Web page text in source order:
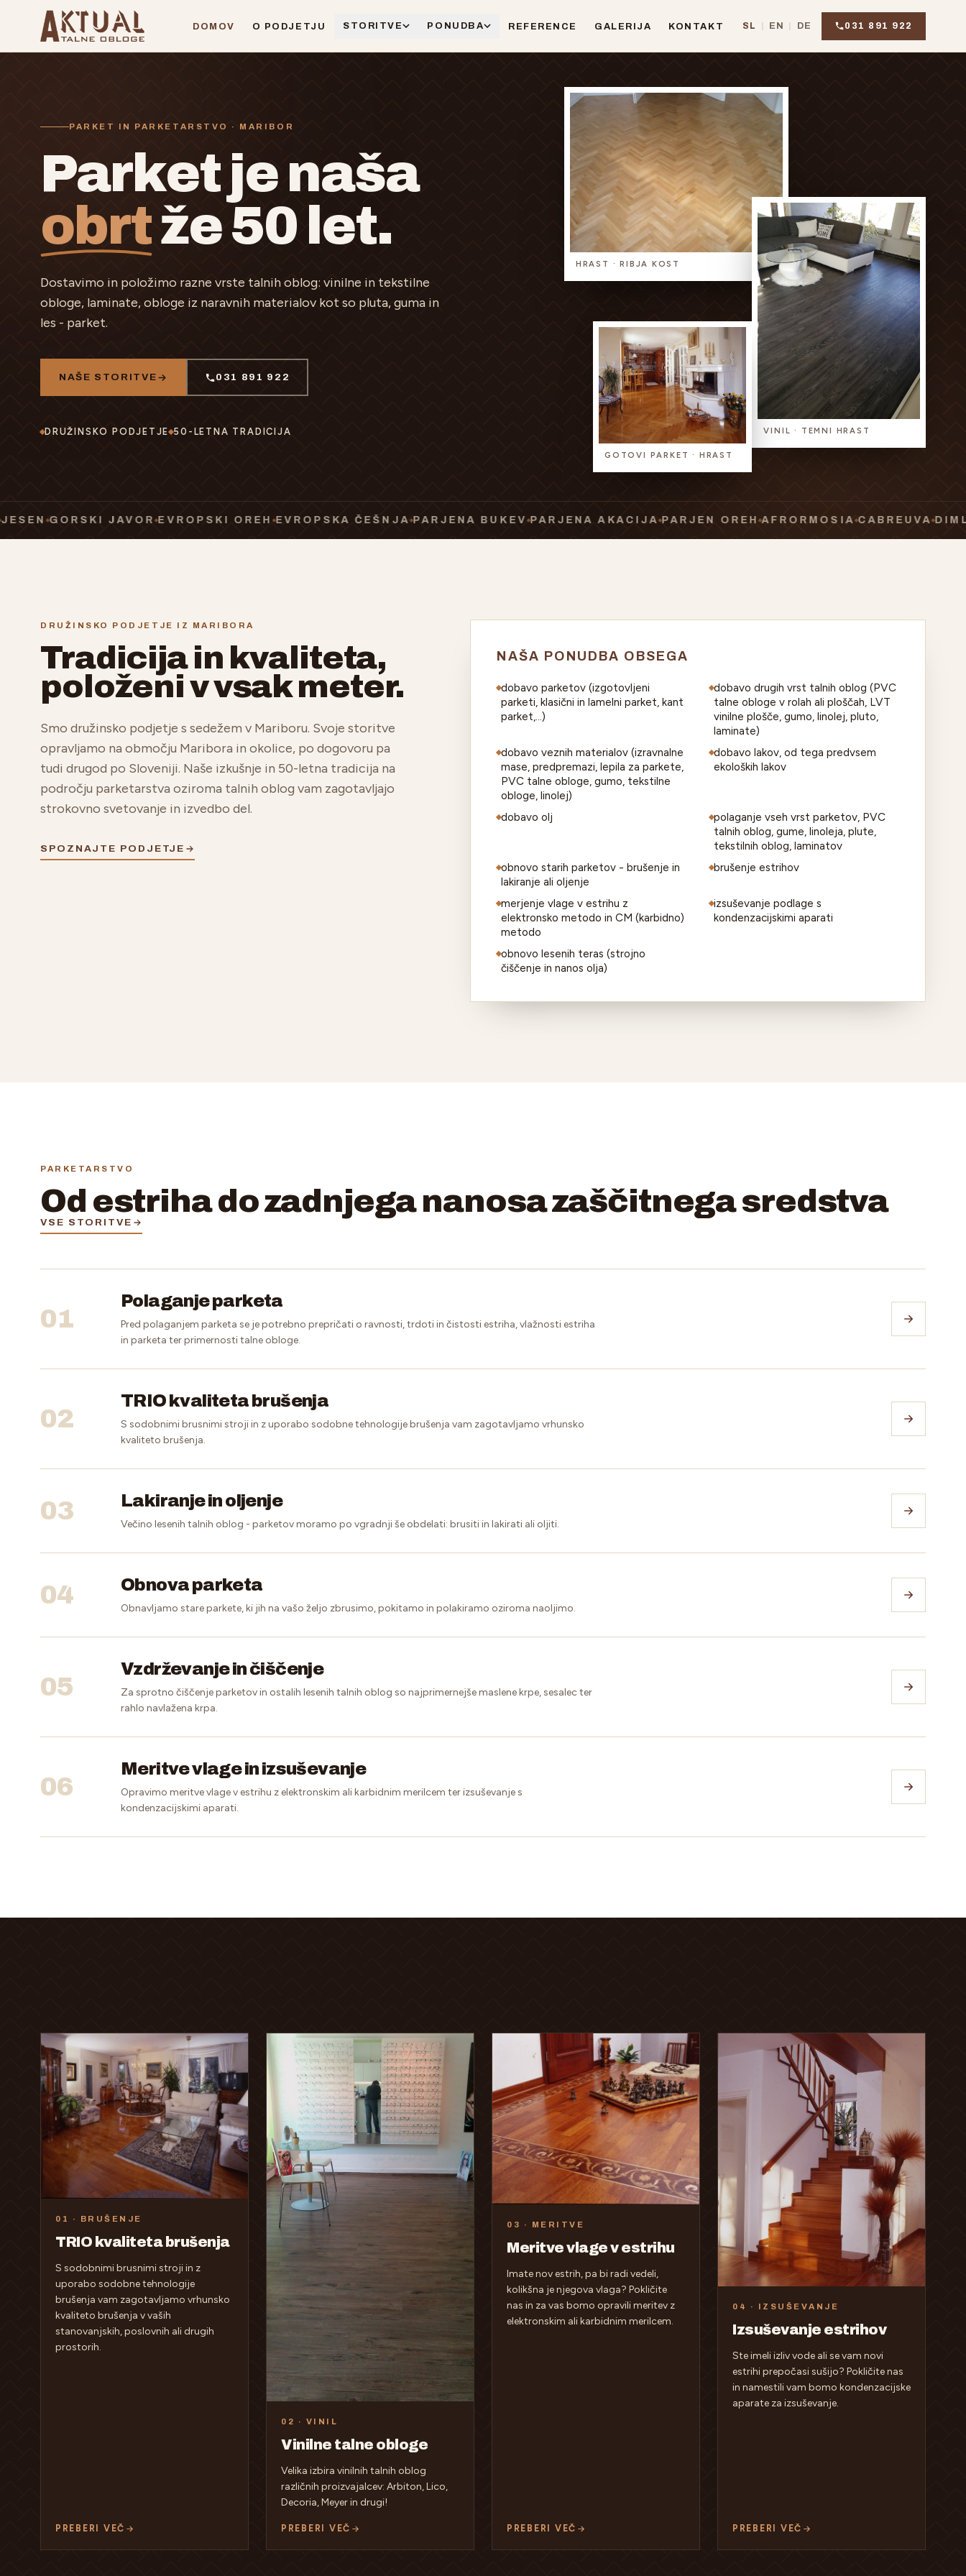
Preskoči na vsebino
DOMOV O PODJETJU STORITVE PONUDBA REFERENCE GALERIJA KONTAKT SL EN DE 031 891 922
PARKET IN PARKETARSTVO · MARIBOR
Parket je naša
obrtže 50 let.
Dostavimo in položimo razne vrste talnih oblog: vinilne in tekstilne
obloge, laminate, obloge iz naravnih materialov kot so pluta, guma in
les - parket.
NAŠE STORITVE 031 891 922
DRUŽINSKO PODJETJE 50-LETNA TRADICIJA
HRAST · RIBJA KOST
VINIL · TEMNI HRAST
GOTOVI PARKET · HRAST
JAVOR EVROPSKI OREH EVROPSKA ČEŠNJA PARJENA BUKEV PARJENA AKACIJA PARJEN OREH AFRORMOSIA CABREUVA DIMLJEN
DRUŽINSKO PODJETJE IZ MARIBORA
Tradicija in kvaliteta,
položeni v vsak meter.
Smo družinsko podjetje s sedežem v Mariboru. Svoje storitve
opravljamo na območju Maribora in okolice, po dogovoru pa
tudi drugod po Sloveniji. Naše izkušnje in 50-letna tradicija na
področju parketarstva oziroma talnih oblog vam zagotavljajo
strokovno svetovanje in izvedbo del.
SPOZNAJTE PODJETJE
NAŠA PONUDBA OBSEGA
dobavo parketov (izgotovljeni
parketi, klasični in lamelni parket, kant
parket,...)
dobavo drugih vrst talnih oblog (PVC
talne obloge v rolah ali ploščah, LVT
vinilne plošče, gumo, linolej, pluto,
laminate)
dobavo veznih materialov (izravnalne
mase, predpremazi, lepila za parkete,
PVC talne obloge, gumo, tekstilne
obloge, linolej)
dobavo lakov, od tega predvsem
ekoloških lakov
dobavo olj
polaganje vseh vrst parketov, PVC
talnih oblog, gume, linoleja, plute,
tekstilnih oblog, laminatov
obnovo starih parketov - brušenje in
lakiranje ali oljenje
brušenje estrihov
merjenje vlage v estrihu z
elektronsko metodo in CM (karbidno)
metodo
izsuševanje podlage s
kondenzacijskimi aparati
obnovo lesenih teras (strojno
čiščenje in nanos olja)
PARKETARSTVO
Od estriha do zadnjega nanosa zaščitnega sredstva
VSE STORITVE
01
Polaganje parketa
Pred polaganjem parketa se je potrebno prepričati o ravnosti, trdoti in čistosti estriha, vlažnosti estriha
in parketa ter primernosti talne obloge.
02
TRIO kvaliteta brušenja
S sodobnimi brusnimi stroji in z uporabo sodobne tehnologije brušenja vam zagotavljamo vrhunsko
kvaliteto brušenja.
03 Lakiranje in oljenje
Večino lesenih talnih oblog - parketov moramo po vgradnji še obdelati: brusiti in lakirati ali oljiti.
04 Obnova parketa
Obnavljamo stare parkete, ki jih na vašo željo zbrusimo, pokitamo in polakiramo oziroma naoljimo.
05
Vzdrževanje in čiščenje
Za sprotno čiščenje parketov in ostalih lesenih talnih oblog so najprimernejše maslene krpe, sesalec ter
rahlo navlažena krpa.
06
Meritve vlage in izsuševanje
Opravimo meritve vlage v estrihu z elektronskim ali karbidnim merilcem ter izsuševanje s
kondenzacijskimi aparati.
01 · BRUŠENJE
TRIO kvaliteta brušenja
S sodobnimi brusnimi stroji in z
uporabo sodobne tehnologije
brušenja vam zagotavljamo vrhunsko
kvaliteto brušenja v vaših
stanovanjskih, poslovnih ali drugih
prostorih.
PREBERI VEČ
02 · VINIL
Vinilne talne obloge
Velika izbira vinilnih talnih oblog
različnih proizvajalcev: Arbiton, Lico,
Decoria, Meyer in drugi!
PREBERI VEČ
03 · MERITVE
Meritve vlage v estrihu
Imate nov estrih, pa bi radi vedeli,
kolikšna je njegova vlaga? Pokličite
nas in za vas bomo opravili meritev z
elektronskim ali karbidnim merilcem.
PREBERI VEČ
04 · IZSUŠEVANJE
Izsuševanje estrihov
Ste imeli izliv vode ali se vam novi
estrihi prepočasi sušijo? Pokličite nas
in namestili vam bomo kondenzacijske
aparate za izsuševanje.
PREBERI VEČ